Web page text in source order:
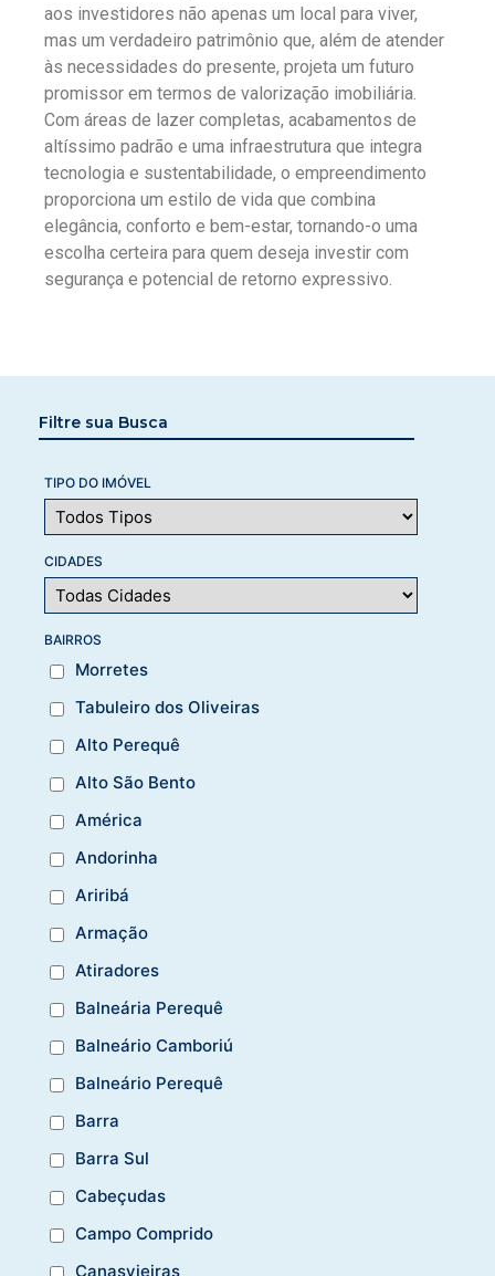
Filtre sua Busca
TIPO DO IMÓVEL
CIDADES
BAIRROS
Morretes
Tabuleiro dos Oliveiras
Alto Perequê
Alto São Bento
América
Andorinha
Ariribá
Armação
Atiradores
Balneária Perequê
Balneário Camboriú
Balneário Perequê
Barra
Barra Sul
Cabeçudas
Campo Comprido
Canasvieiras
aos investidores não apenas um local para viver,
mas um verdadeiro patrimônio que, além de atender
às necessidades do presente, projeta um futuro
promissor em termos de valorização imobiliária.
Com áreas de lazer completas, acabamentos de
altíssimo padrão e uma infraestrutura que integra
tecnologia e sustentabilidade, o empreendimento
proporciona um estilo de vida que combina
elegância, conforto e bem-estar, tornando-o uma
escolha certeira para quem deseja investir com
segurança e potencial de retorno expressivo.